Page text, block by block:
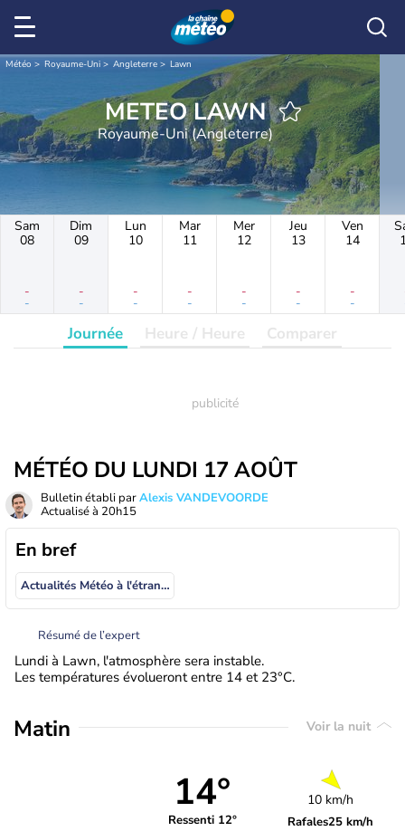
Météo Royaume-Uni Angleterre Lawn
METEO LAWN
Royaume-Uni (Angleterre)
Sam
08
-
-
Dim
09
-
-
Lun
10
-
-
Mar
11
-
-
Mer
12
-
-
Jeu
13
-
-
Ven
14
-
-
Journée Heure / Heure Comparer
MÉTÉO DU LUNDI 17 AOÛT
Bulletin établi parAlexis VANDEVOORDE
Actualisé à 20h15
En bref
Actualités Météo à l'étranger
Résumé de l’expert
Lundi à Lawn, l'atmosphère sera instable.
Les températures évolueront entre 14 et 23°C.
Matin Voir la nuit
14°
Ressenti 12°
10 km/h
Rafales25 km/h